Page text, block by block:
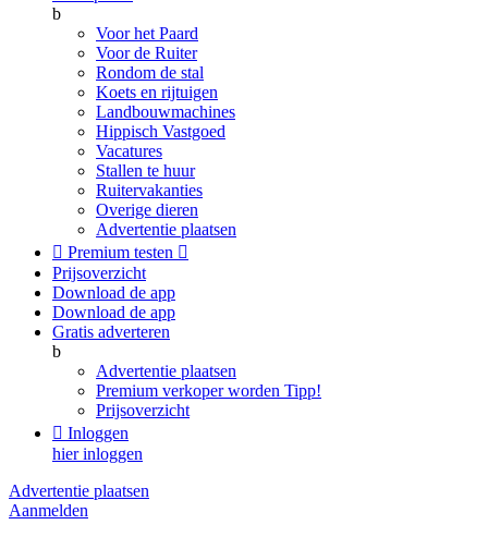
b
Voor het Paard
Voor de Ruiter
Rondom de stal
Koets en rijtuigen
Landbouwmachines
Hippisch Vastgoed
Vacatures
Stallen te huur
Ruitervakanties
Overige dieren
Advertentie plaatsen
 Premium testen 
Prijsoverzicht
Download de app
Download de app
Gratis adverteren
b
Advertentie plaatsen
Premium verkoper worden Tipp!
Prijsoverzicht
 Inloggen
hier inloggen
Advertentie plaatsen
Aanmelden